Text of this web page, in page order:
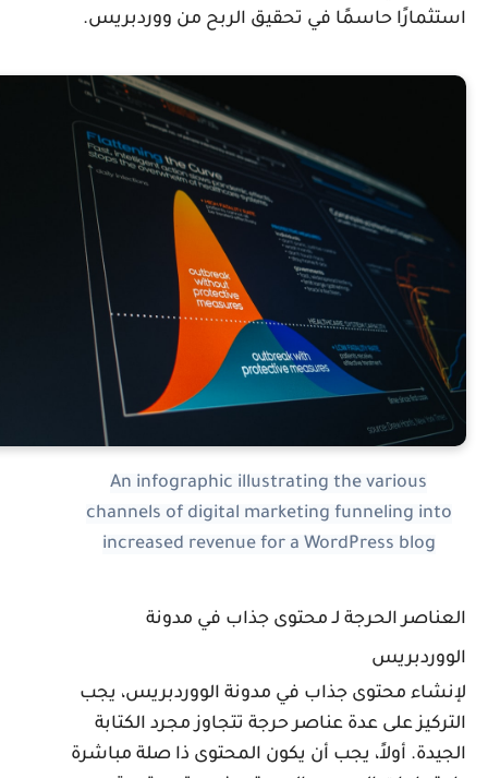
حاسمًا في تحقيق الربح من ووردبريس.
An infographic illustrating the various
channels of digital marketing funneling into
increased revenue for a WordPress blog
الحرجة لـ محتوى جذاب في مدونة
محتوى جذاب في مدونة الووردبريس، يجب
على عدة عناصر حرجة تتجاوز مجرد الكتابة
أولاً، يجب أن يكون المحتوى ذا صلة مباشرة